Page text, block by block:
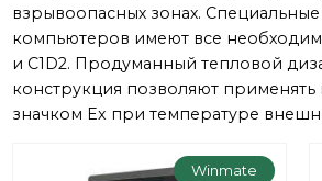
взрывоопасных зонах.
компьютеров имеют все
и C1D2. Продуманный тепловой
конструкция позволяют
значком Ex при температуре
Winmate